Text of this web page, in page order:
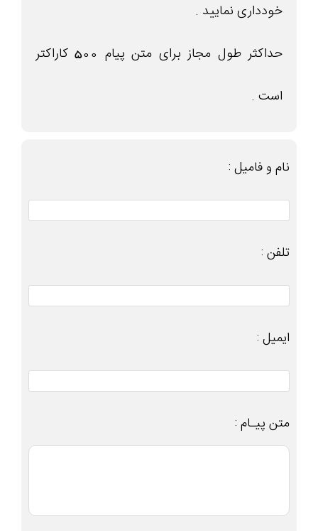
خودداری نمایید .
حداکثر طول مجاز برای متن پیام 500 کاراکتر
است .
نام و فامیل :
تلفن :
ایمیل :
متن پیـام :